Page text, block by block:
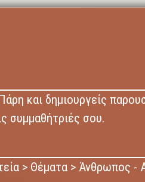
και δημιουργείς
συμμαθήτριές σου.
> Θέματα > Άνθρωπος -